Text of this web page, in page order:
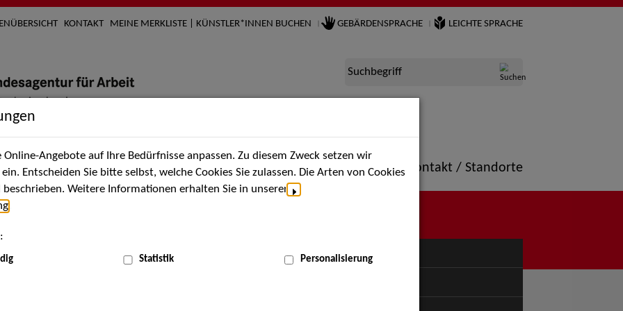
KONTAKT MEINE MERKLISTE | KÜNSTLER*INNEN BUCHEN GEBÄRDENSPRACHE LEICHTE SPRACHE
Suchbegriff
Künstler*innen Über uns Aktuelles Termine Portfolio Kontakt / Standorte
MENÜ
Angebote auf Ihre Bedürfnisse anpassen. Zu diesem Zweck setzen wir
Entscheiden Sie bitte selbst, welche Cookies Sie zulassen. Die Arten von Cookies
Weitere Informationen erhalten Sie in unserer
Statistik Personalisierung